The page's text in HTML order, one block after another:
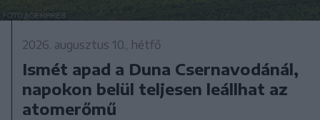
2026. augusztus 10., hétfő
Ismét apad a Duna Csernavodánál,
napokon belül teljesen leállhat az
atomerőmű